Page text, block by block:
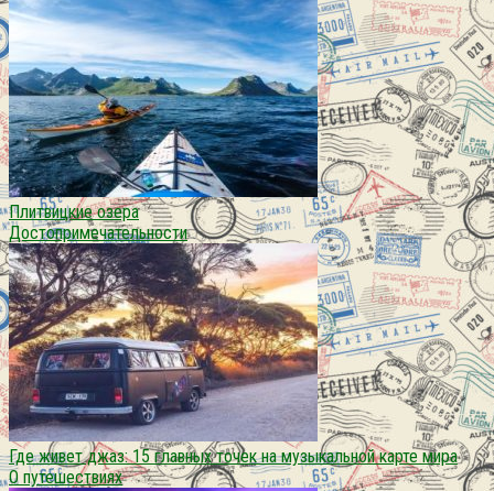
Плитвицкие озера
Достопримечательности
Где живет джаз: 15 главных точек на музыкальной карте мира
О путешествиях